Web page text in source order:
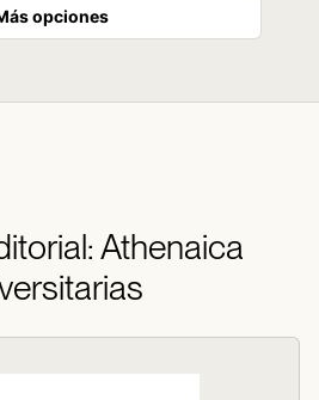
opciones
Athenaica